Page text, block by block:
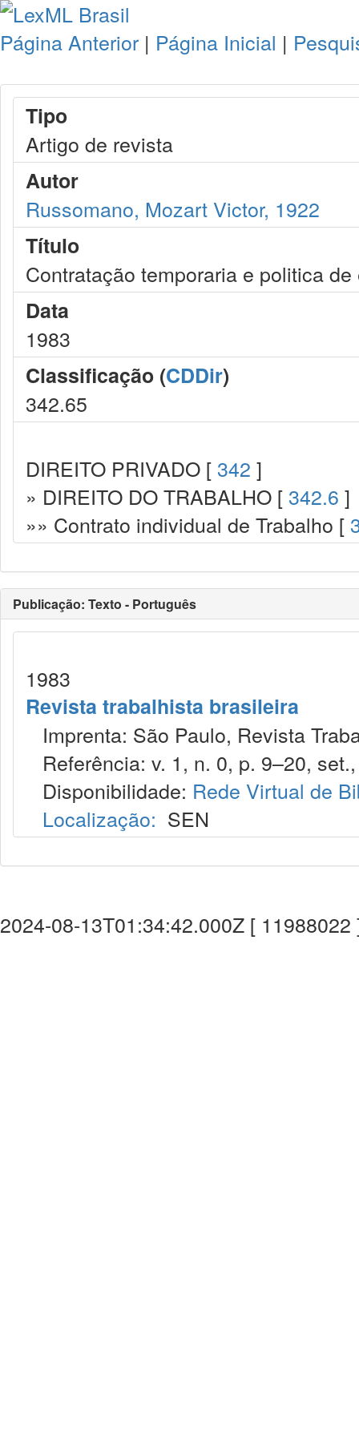
Página Anterior | Página Inicial |
Tipo
Artigo de revista
Autor
Russomano, Mozart Victor, 1922
Título
Contratação temporaria e politica de
Data
1983
Classificação (CDDir)
342.65
DIREITO PRIVADO [ 342 ]
» DIREITO DO TRABALHO [ 342.6 ]
»» Contrato individual de Trabalho [
Publicação: Texto - Português
1983
Revista trabalhista brasileira
Imprenta: São Paulo, Revista
Referência: v. 1, n. 0, p. 9–20,
Disponibilidade: Rede Virtual de
Localização: SEN
2024-08-13T01:34:42.000Z [ 11988022